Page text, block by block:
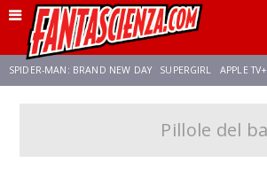
SPIDER-MAN: BRAND NEW DAY SUPERGIRL APPLE TV+
ZENDAYA STAR TREK
Pillole del